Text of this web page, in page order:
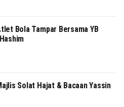
Bola Tampar Bersama YB
Solat Hajat & Bacaan Yassin